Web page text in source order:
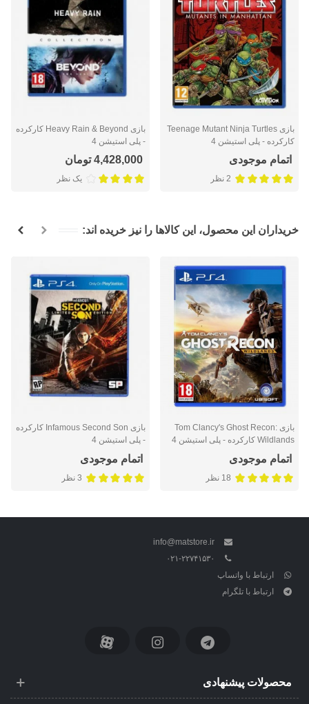
بازی Teenage Mutant Ninja Turtles
کارکرده - پلی استیشن 4
اتمام موجودی
2 نظر
بازی Heavy Rain & Beyond کارکرده
- پلی استیشن 4
4,428,000 تومان
یک نظر
خریداران این محصول، این کالاها را نیز خریده اند:
بازی Tom Clancy's Ghost Recon:
Wildlands کارکرده - پلی استیشن 4
اتمام موجودی
18 نظر
بازی Infamous Second Son کارکرده
- پلی استیشن 4
اتمام موجودی
3 نظر
info@matstore.ir
۰۲۱-۲۲۷۴۱۵۳۰
ارتباط با واتساپ
ارتباط با تلگرام
محصولات پیشنهادی